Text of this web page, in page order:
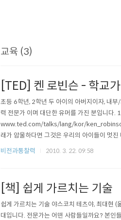
교육 (3)
[TED] 켄 로빈슨 - 학교
초등 6학년, 2학년 두 아이의 아버지이자, 내
력 전문가 이며 대단한 유머를 가진 분입니다
www.ted.com/talks/lang/kor/
래가 암울하다면 그것은 우리의 아이들
-----------------..
비전과통찰력 2010. 3. 22. 09:58
[책] 쉽게 가르치는 기술
쉽게 가르치는 기술 야스코치 테츠야, 최대현
대입니다. 전문가는 어떤 사람들일까요? 본인